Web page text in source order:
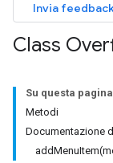
Invia
Class
Su questa pagina
Metodi
Documentazione